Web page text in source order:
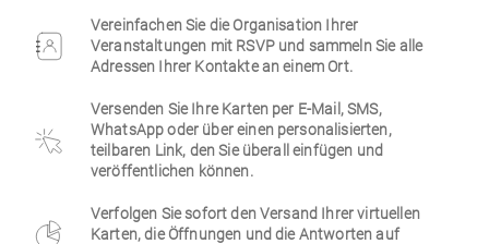
Vereinfachen Sie die Organisation Ihrer
Veranstaltungen mit RSVP und sammeln Sie alle
Adressen Ihrer Kontakte an einem Ort.
Versenden Sie Ihre Karten per E-Mail, SMS,
WhatsApp oder über einen personalisierten,
teilbaren Link, den Sie überall einfügen und
veröffentlichen können.
Verfolgen Sie sofort den Versand Ihrer virtuellen
Karten, die Öffnungen und die Antworten auf